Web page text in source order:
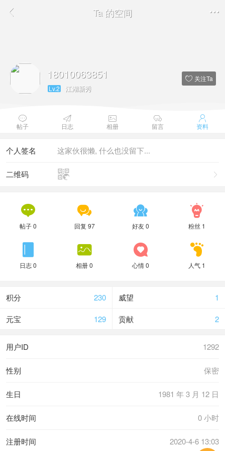
 Ta 的空间 
 关注Ta
18010063851
Lv.2 江湖新秀

帖子

日志

相册

留言

资料
这家伙很懒, 什么也没留下...
个人签名


二维码

帖子 0

回复 97

好友 0

粉丝 1

日志 0

相册 0

心情 0

人气 1
230
积分 1
威望
129
元宝 2
贡献
1292
用户ID
保密
性别
1981 年 3 月 12 日
生日
0 小时
在线时间
2020-4-6 13:03
注册时间